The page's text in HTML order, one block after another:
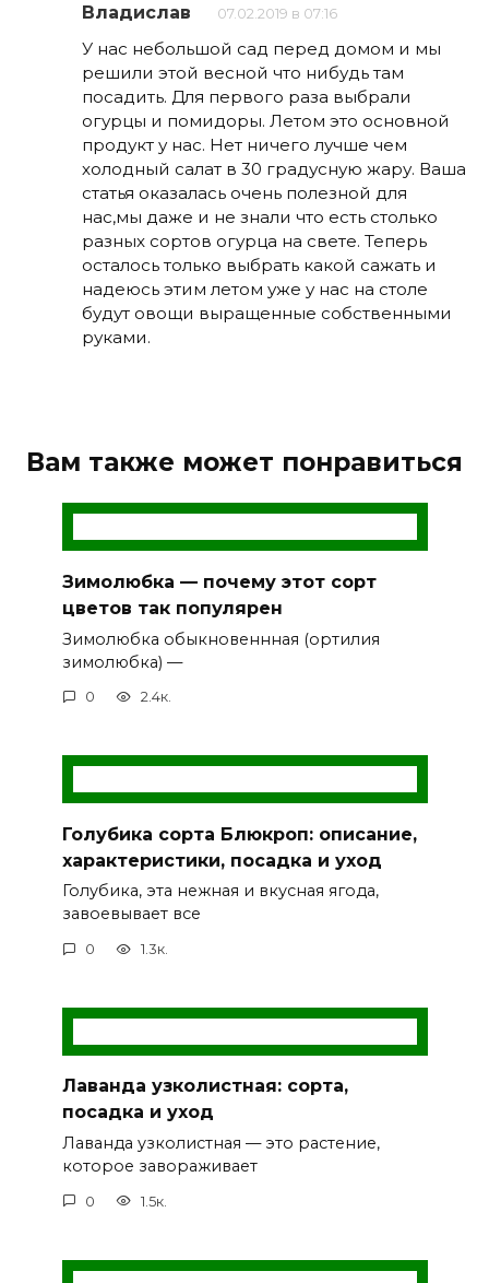
Владислав 07.02.2019 в 07:16
У нас небольшой сад перед домом и мы
решили этой весной что нибудь там
посадить. Для первого раза выбрали
огурцы и помидоры. Летом это основной
продукт у нас. Нет ничего лучше чем
холодный салат в 30 градусную жару. Ваша
статья оказалась очень полезной для
нас,мы даже и не знали что есть столько
разных сортов огурца на свете. Теперь
осталось только выбрать какой сажать и
надеюсь этим летом уже у нас на столе
будут овощи выращенные собственными
руками.
Вам также может понравиться
Зимолюбка — почему этот сорт
цветов так популярен
Зимолюбка обыкновеннная (ортилия
зимолюбка) —
0 2.4к.
Голубика сорта Блюкроп: описание,
характеристики, посадка и уход
Голубика, эта нежная и вкусная ягода,
завоевывает все
0 1.3к.
Лаванда узколистная: сорта,
посадка и уход
Лаванда узколистная — это растение,
которое завораживает
0 1.5к.